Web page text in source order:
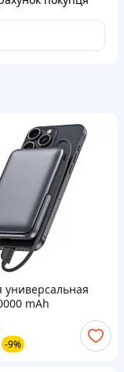
универсальная
mAh
2.5W Wireless
-9%